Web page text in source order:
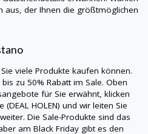
aus, der Ihnen die größtmöglichen
viele Produkte kaufen können.
zu 50% Rabatt im Sale. Oben
für Sie erwähnt, klicken
HOLEN) und wir leiten Sie
Die Sale-Produkte sind das
am Black Friday gibt es den